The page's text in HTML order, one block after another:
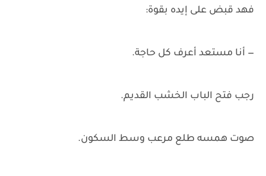
فهد قبض على إيده بقوة:
— أنا مستعد أعرف كل حاجة.
رجب فتح الباب الخشب القديم.
صوت همسه طلع مرعب وسط السكون.